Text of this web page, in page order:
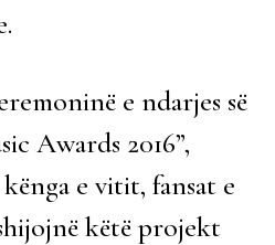
e ndarjes së
Awards 2016”,
e vitit, fansat e
këtë projekt